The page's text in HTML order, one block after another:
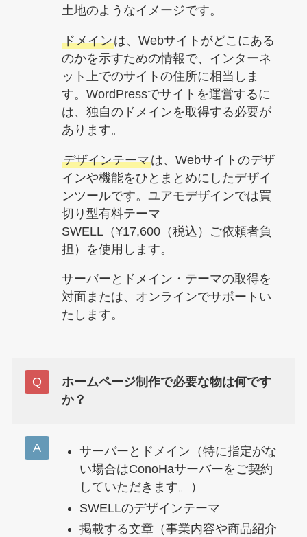
土地のようなイメージです。
ドメインは、Webサイトがどこにある
のかを示すための情報で、インターネ
ット上でのサイトの住所に相当しま
す。WordPressでサイトを運営するに
は、独自のドメインを取得する必要が
あります。
デザインテーマは、Webサイトのデザ
インや機能をひとまとめにしたデザイ
ンツールです。ユアモデザインでは買
切り型有料テーマ
SWELL（¥17,600（税込）ご依頼者負
担）を使用します。
サーバーとドメイン・テーマの取得を
対面または、オンラインでサポートい
たします。
ホームページ制作で必要な物は何です
か？
サーバーとドメイン（特に指定がな
い場合はConoHaサーバーをご契約
していただきます。）
SWELLのデザインテーマ
掲載する文章（事業内容や商品紹介